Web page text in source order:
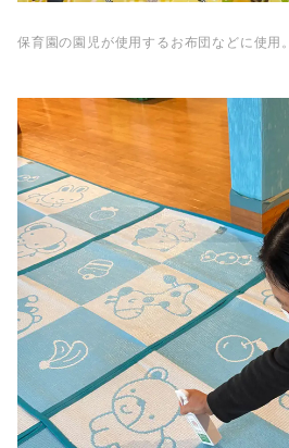
保育園の園児が使用するお布団などに使用。